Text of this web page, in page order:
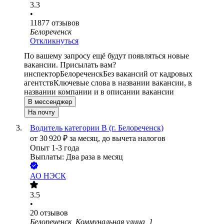
3.3
•
11877 отзывов
Белореченск
Откликнуться
По вашему запросу ещё будут появляться новые
вакансии. Присылать вам?
инспекторБелореченскБез вакансий от кадровых
агентствКлючевые слова в названии вакансии, в
названии компании и в описании вакансии
В мессенджер
На почту
Водитель категории В (г. Белореченск)
от 30 920 ₽ за месяц, до вычета налогов
Опыт 1-3 года
Выплаты: Два раза в месяц
АО НЭСК
3.5
•
20 отзывов
Белореченск, Коммунальная улица, 1